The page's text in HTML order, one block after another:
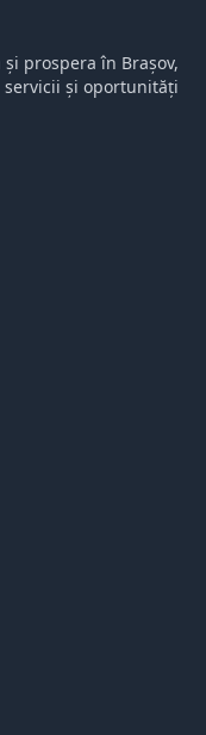
prospera în Brașov,
servicii și oportunități